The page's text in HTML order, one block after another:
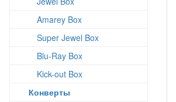
Amarey Box
Super Jewel Box
Blu-Ray Box
Kick-out Box
Конверты